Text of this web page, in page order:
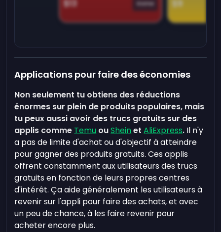
$13 Game $9
Applications pour faire des économies
Non seulement tu obtiens des réductions
énormes sur plein de produits populaires, mais
tu peux aussi avoir des trucs gratuits sur des
applis comme Temu ouSheinetAliExpress. Il n'y
a pas de limite d'achat ou d'objectif à atteindre
pour gagner des produits gratuits. Ces applis
offrent constamment aux utilisateurs des trucs
gratuits en fonction de leurs propres centres
d'intérêt. Ça aide généralement les utilisateurs à
revenir sur l'appli pour faire des achats, et avec
un peu de chance, à les faire revenir pour
acheter encore plus.